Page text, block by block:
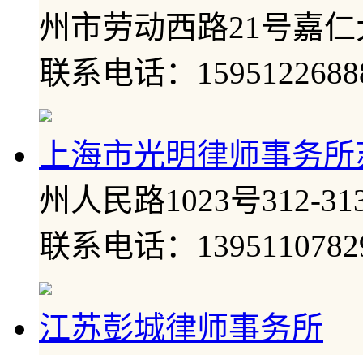
州市劳动西路21号嘉
联系电话：
上海市光明律师事务
州人民路1023号312-
联系电话：
江苏彭城律师事务所